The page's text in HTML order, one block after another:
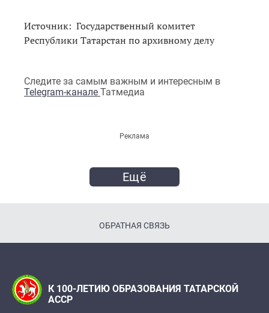
Источник: Государственный комитет
Республики Татарстан по архивному делу
Следите за самым важным и интересным в
Telegram-канале Татмедиа
Реклама
Ещё
ОБРАТНАЯ СВЯЗЬ
К 100-ЛЕТИЮ ОБРАЗОВАНИЯ ТАТАРСКОЙ
АССР